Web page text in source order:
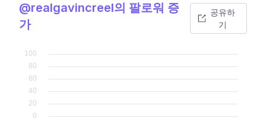
@realgavincreel의 팔로워 증
가
공유하
기